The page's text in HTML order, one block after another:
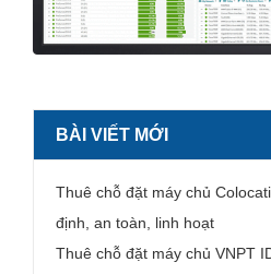
BÀI VIẾT MỚI
Thuê chỗ đặt máy chủ
định, an toàn, linh hoạt
Thuê chỗ đặt máy chủ VNPT